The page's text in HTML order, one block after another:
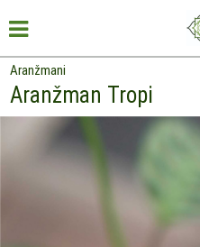
Aranžmani
Aranžman Tropi